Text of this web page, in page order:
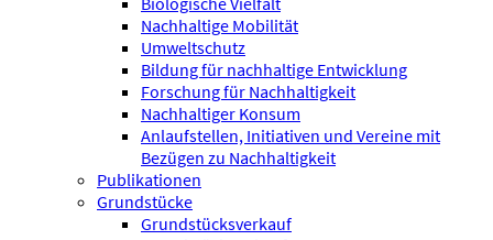
Nachhaltige Mobilität
Umweltschutz
Bildung für nachhaltige Entwicklung
Forschung für Nachhaltigkeit
Nachhaltiger Konsum
Anlaufstellen, Initiativen und Vereine mit
Bezügen zu Nachhaltigkeit
Publikationen
Grundstücke
Grundstücksverkauf